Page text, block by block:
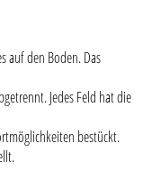
auf den Boden. Das
Jedes Feld hat die
bestückt.